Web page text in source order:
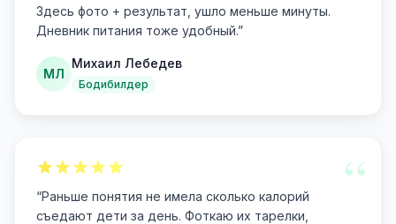
Здесь фото + результат, ушло меньше минуты.
Дневник питания тоже удобный.”
МЛ
Михаил Лебедев
Бодибилдер
“
“Раньше понятия не имела сколько калорий
съедают дети за день. Фоткаю их тарелки,